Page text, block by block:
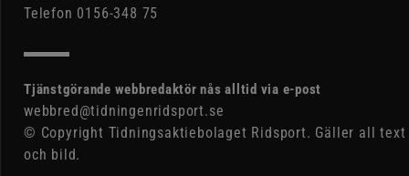
Telefon 0156-348 75
Tjänstgörande webbredaktör nås alltid via e-post
webbred@tidningenridsport.se
© Copyright Tidningsaktiebolaget Ridsport. Gäller all text
och bild.